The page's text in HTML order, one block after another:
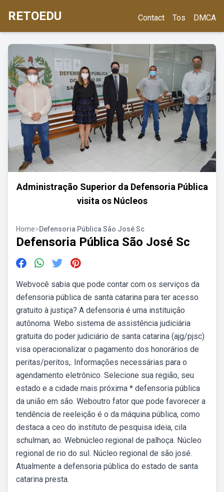
RETOEDU Contact Tos DMCA
Administração Superior da Defensoria Pública
visita os Núcleos
Home>Defensoria Pública São José Sc
Defensoria Pública São José Sc
Webvocê sabia que pode contar com os serviços da
defensoria pública de santa catarina para ter acesso
gratuito à justiça? A defensoria é uma instituição
autônoma. Webo sistema de assistência judiciária
gratuita do poder judiciário de santa catarina (ajg/pjsc)
visa operacionalizar o pagamento dos honorários de
peritas/peritos,. Informações necessárias para o
agendamento eletrônico. Selecione sua região, seu
estado e a cidade mais próxima * defensoria pública
da união em são. Weboutro fator que pode favorecer a
tendência de reeleição é o da máquina pública, como
destaca a ceo do instituto de pesquisa ideia, cila
schulman, ao. Webnúcleo regional de palhoça. Núcleo
regional de rio do sul. Núcleo regional de são josé.
Atualmente a defensoria pública do estado de santa
catarina presta.